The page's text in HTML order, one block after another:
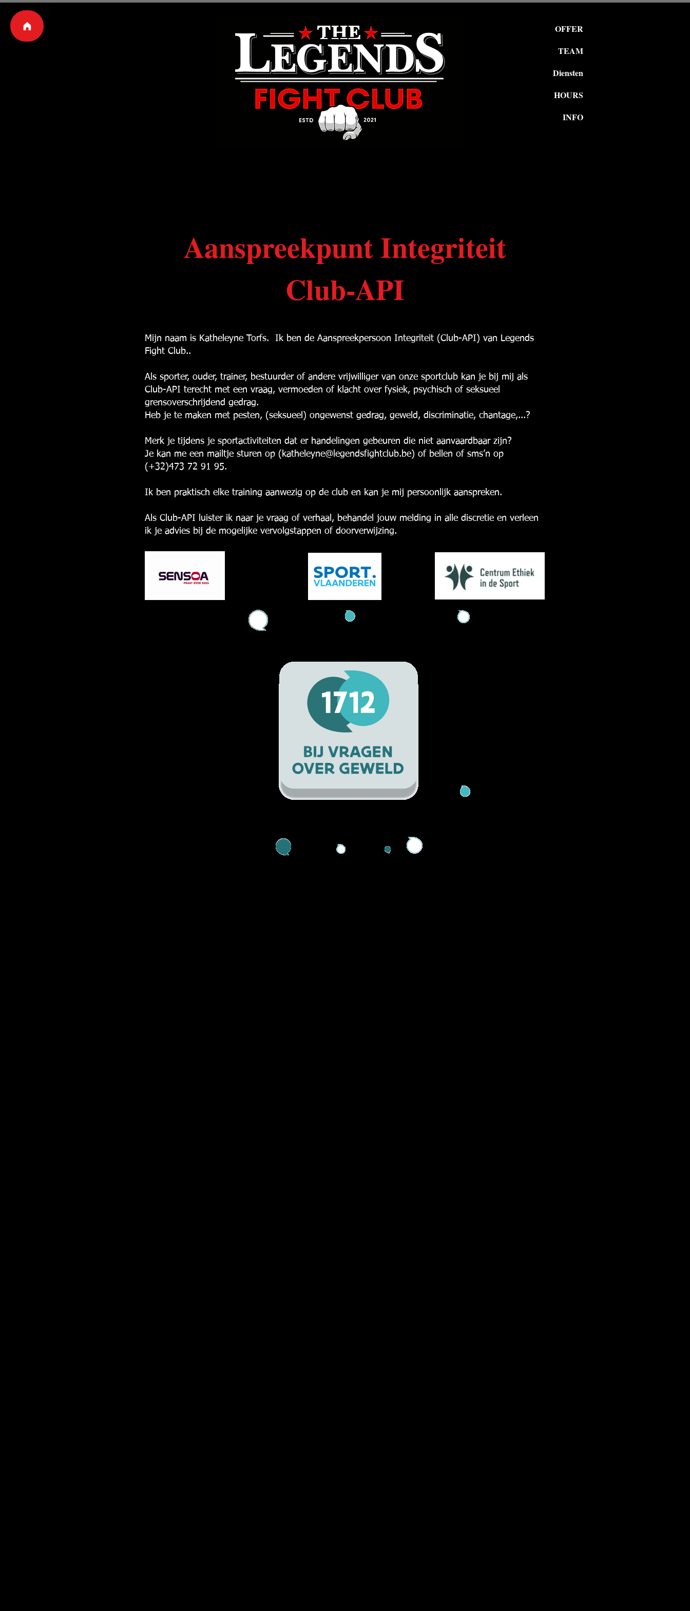
OFFER
TEAM
Diensten
HOURS
INFO
Aanspreekpunt Integriteit
Club-API
Mijn naam is Katheleyne Torfs. Ik ben de Aanspreekpersoon Integriteit (Club-API) van Legends
Fight Club..
Als sporter, ouder, trainer, bestuurder of andere vrijwilliger van onze sportclub kan je bij mij als
Club-API terecht met een vraag, vermoeden of klacht over fysiek, psychisch of seksueel
grensoverschrijdend gedrag.
Heb je te maken met pesten, (seksueel) ongewenst gedrag, geweld, discriminatie, chantage,...?
Merk je tijdens je sportactiviteiten dat er handelingen gebeuren die niet aanvaardbaar zijn?
Je kan me een mailtje sturen op ( katheleyne@legendsfightclub.be) of bellen of sms’n op
(+32)473 72 91 95.
Ik ben praktisch elke training aanwezig op de club en kan je mij persoonlijk aanspreken.
Als Club-API luister ik naar je vraag of verhaal, behandel jouw melding in alle discretie en verleen
ik je advies bij de mogelijke vervolgstappen of doorverwijzing.